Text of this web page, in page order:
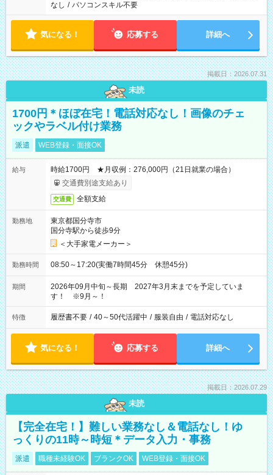
なし / パソコンスキル不要
気になる！ 応募する 詳細へ
掲載日：2026.07.31
未読
1700円＊ほぼ在宅！電話対応なし！画像のチェ
ックやラベル付け業務
派遣 WEB登録・面接OK
給与
時給1700円 ★月収例：276,000円（21日就業の場合）
交通費別途支給あり
交通費 全額支給
勤務地
東京都国分寺市
国分寺駅から徒歩9分
＜大手家電メーカー＞
勤務時間 08:50～17:20(実働7時間45分 休憩45分)
期間
2026年09月中旬～長期 2027年3月末までを予定していま
す！ ※9月～！
特徴 履歴書不要 / 40～50代活躍中 / 服装自由 / 電話対応なし
気になる！ 応募する 詳細へ
掲載日：2026.07.29
未読
【完全在宅！】難しい業務なし＆電話なし！ゆ
っくりの11時～時短＊データ入力・事務
派遣 職種未経験OK ブランクOK WEB登録・面接OK